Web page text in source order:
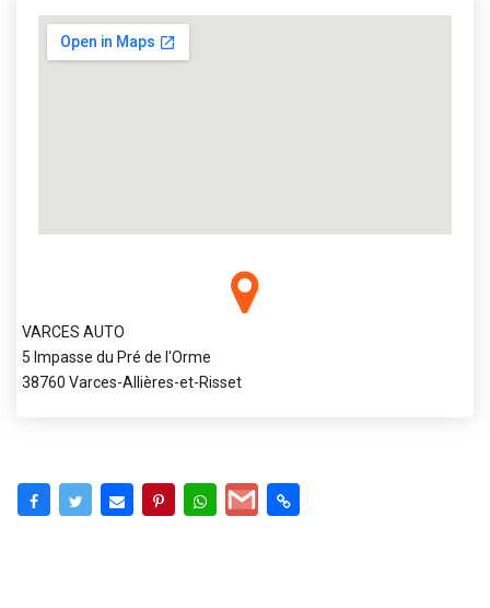
VARCES AUTO
5 Impasse du Pré de l'Orme
38760 Varces-Allières-et-Risset